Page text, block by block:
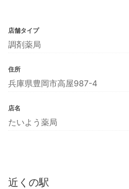
店舗タイプ
調剤薬局
住所
兵庫県豊岡市高屋987-4
店名
たいよう薬局
近くの駅